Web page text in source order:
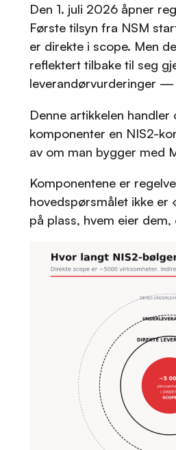
Den 1. juli 2026 åpner
Første tilsyn fra NSM
er direkte i scope. Men
reflektert tilbake til seg
leverandørvurderinger —
Denne artikkelen
komponenter en NIS2-
av om man bygger med
Komponentene er
hovedspørsmålet ikke er
på plass, hvem eier